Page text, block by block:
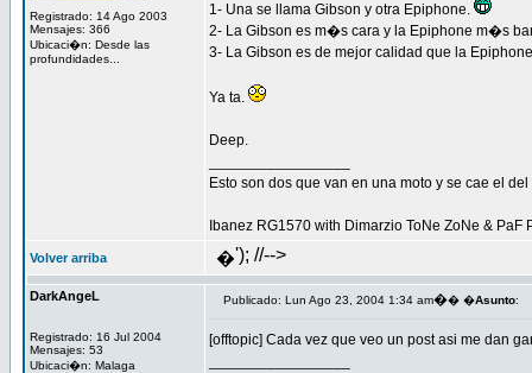
Registrado: 14 Ago 2003
Mensajes: 366
Ubicaci�n: Desde las
profundidades...
1- Una se llama Gibson y otra Epiphone.
2- La Gibson es m�s cara y la Epiphone m�s
3- La Gibson es de mejor calidad que la
Ya ta.
Deep.
Esto son dos que van en una moto y se cae el
Ibanez RG1570 with Dimarzio ToNe ZoNe &
Volver arriba �'); //-->
DarkAngeL
Registrado: 16 Jul 2004
Mensajes: 53
Ubicaci�n: Malaga
Publicado: Lun Ago 23, 2004 1:34 am�� �Asunto:
[offtopic] Cada vez que veo un post asi me dan